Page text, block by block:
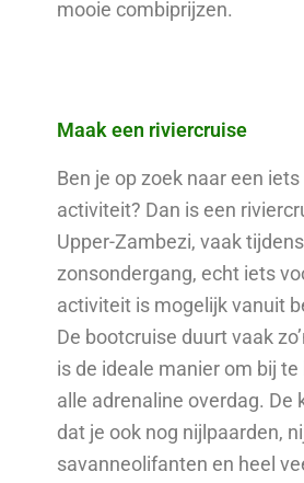
mooie combiprijzen.
Maak een riviercruise
Ben je op zoek naar een
activiteit? Dan is een
Upper-Zambezi, vaak
zonsondergang, echt iets
activiteit is mogelijk vanuit
De bootcruise duurt vaak
is de ideale manier om bij
alle adrenaline overdag. De
dat je ook nog nijlpaarden,
savanneolifanten en heel